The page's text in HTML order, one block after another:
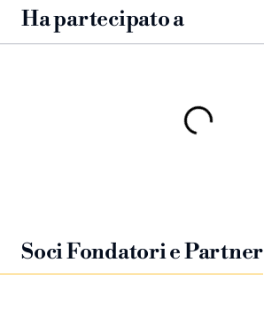
Ha partecipato a
Soci Fondatori e Partner